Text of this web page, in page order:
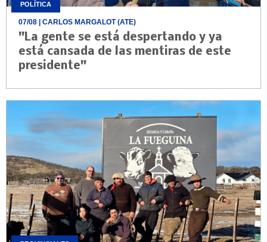
POLÍTICA
07/08 | CARLOS MARGALOT (ATE)
"La gente se está despertando y ya
está cansada de las mentiras de este
presidente"